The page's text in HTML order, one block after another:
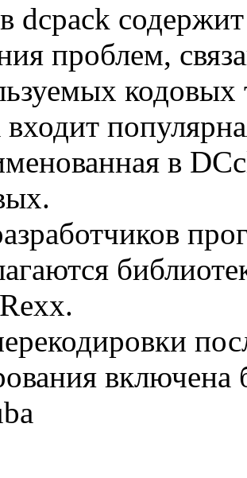
dcpack
проблем,
в